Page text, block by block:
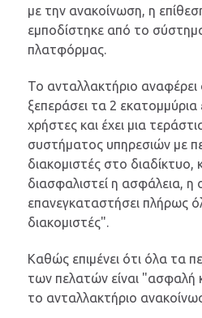
με την ανακοίνωση, η
εμποδίστηκε από το
πλατφόρμας.
Το ανταλλακτήριο αναφέρει
ξεπεράσει τα 2
χρήστες και έχει μια
συστήματος υπηρεσιών με
διακομιστές στο διαδίκτυο,
διασφαλιστεί η ασφάλεια,
επανεγκαταστήσει πλήρως
διακομιστές".
Καθώς επιμένει ότι όλα τα
των πελατών είναι "ασφαλή
το ανταλλακτήριο